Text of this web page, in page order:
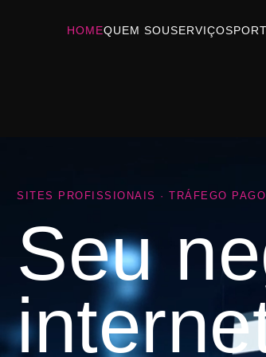
HOMEQUEM SOUSERVIÇOS
SITES PROFISSIONAIS · TRÁFEGO
Seu